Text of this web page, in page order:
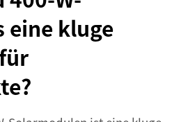
eine kluge